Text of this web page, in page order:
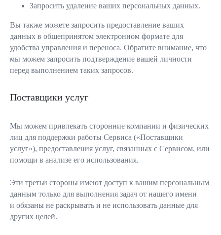
Запросить удаление ваших персональных данных.
Вы также можете запросить предоставление ваших
данных в общепринятом электронном формате для
удобства управления и переноса. Обратите внимание, что
мы можем запросить подтверждение вашей личности
перед выполнением таких запросов.
Поставщики услуг
Мы можем привлекать сторонние компании и физических
лиц для поддержки работы Сервиса («Поставщики
услуг»), предоставления услуг, связанных с Сервисом, или
помощи в анализе его использования.
Эти третьи стороны имеют доступ к вашим персональным
данным только для выполнения задач от нашего имени
и обязаны не раскрывать и не использовать данные для
других целей.